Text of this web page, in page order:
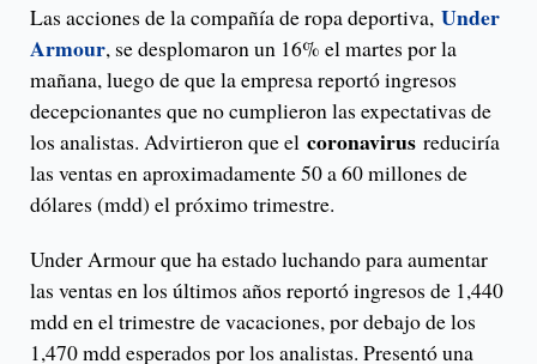
Las acciones de la compañía de ropa deportiva, Under
Armour, se desplomaron un 16% el martes por la
mañana, luego de que la empresa reportó ingresos
decepcionantes que no cumplieron las expectativas de
los analistas. Advirtieron que el coronavirus reduciría
las ventas en aproximadamente 50 a 60 millones de
dólares (mdd) el próximo trimestre.
Under Armour que ha estado luchando para aumentar
las ventas en los últimos años reportó ingresos de 1,440
mdd en el trimestre de vacaciones, por debajo de los
1,470 mdd esperados por los analistas. Presentó una